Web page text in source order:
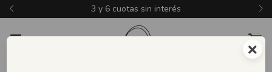
15% off con transferencia bancaria
×